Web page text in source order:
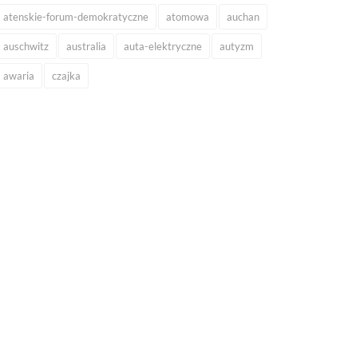
atenskie-forum-demokratyczne atomowa auchan
auschwitz australia auta-elektryczne autyzm
awaria czajka